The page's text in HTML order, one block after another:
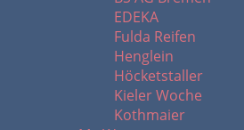
EDEKA
Fulda Reifen
Henglein
Höcketstaller
Kieler Woche
Kothmaier